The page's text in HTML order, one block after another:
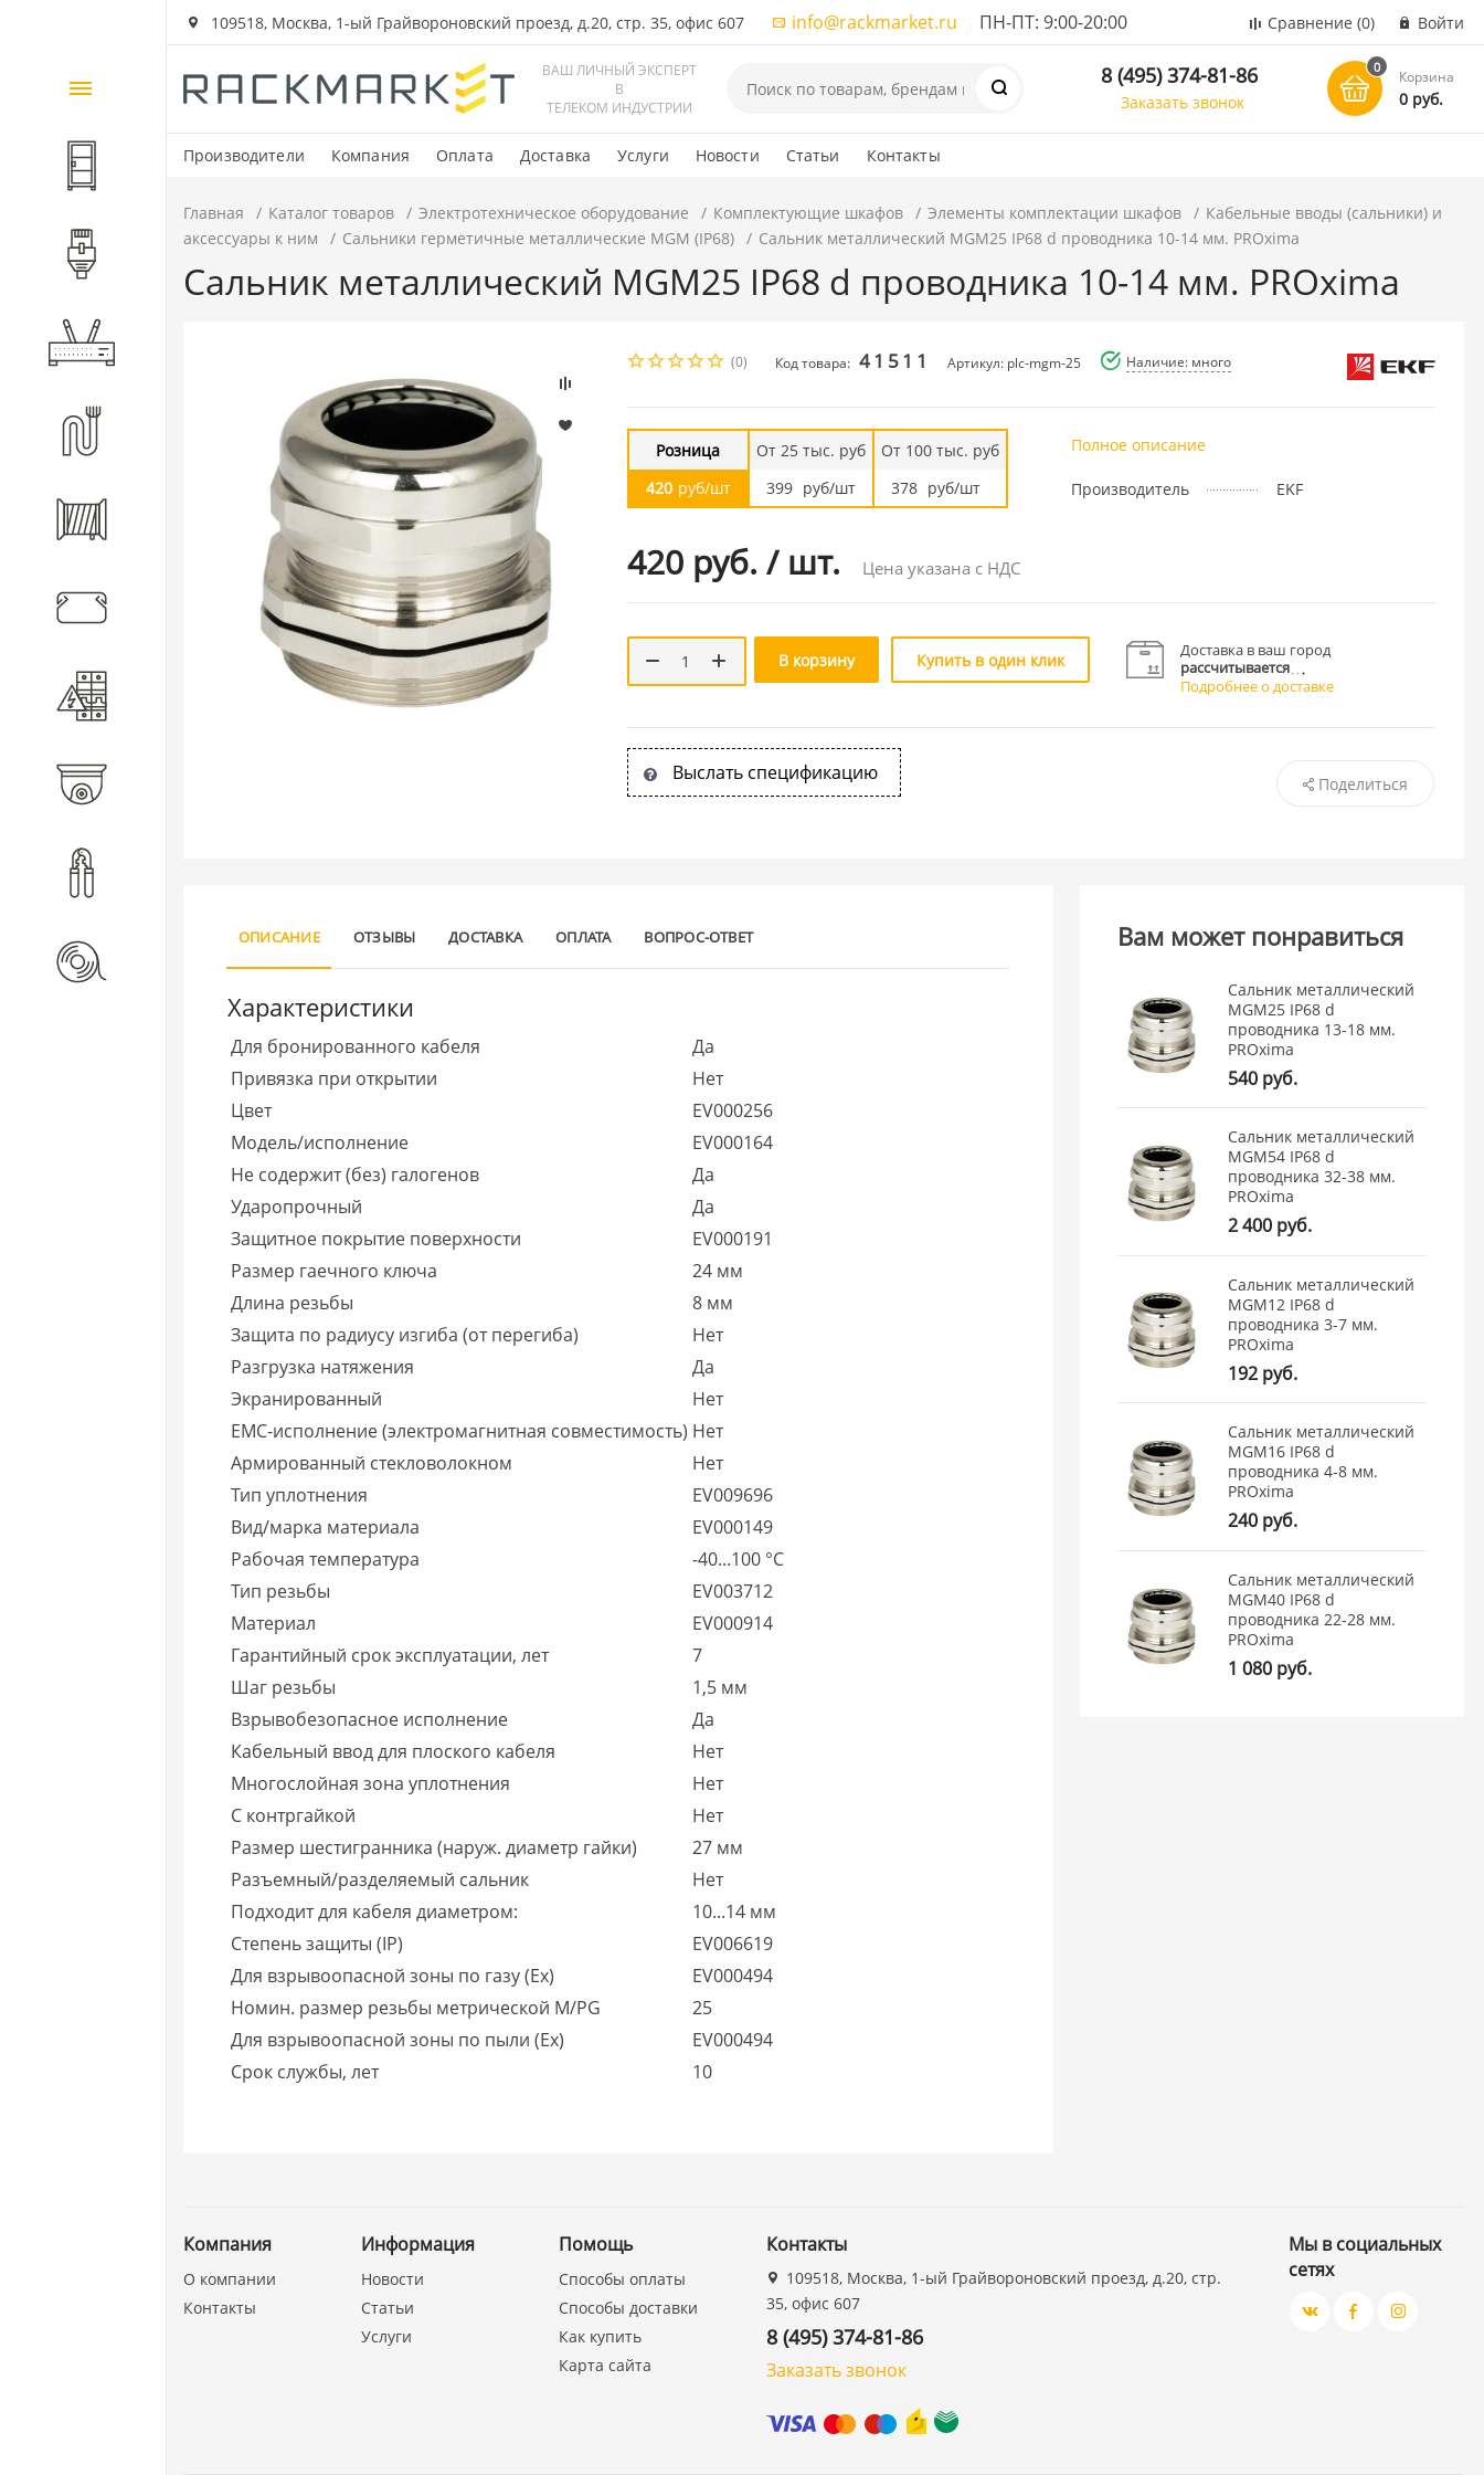
109518, Москва, 1-ый Грайвороновский проезд, д.20, стр. 35, офис 607 info@rackmarket.ru ПН-ПТ: 9:00-20:00 Сравнение (0) Войти
ВАШ ЛИЧНЫЙ ЭКСПЕРТ
В
ТЕЛЕКОМ ИНДУСТРИИ
8 (495) 374-81-86
Заказать звонок
0
Корзина
0 руб.
Производители Компания Оплата Доставка Услуги Новости Статьи Контакты
Каталог
товаров
Шкафы и стойки
Компоненты СКС
Волоконно-оптические
Кабеленесущие системы
Электротехническое
Главная Каталог товаров Электротехническое оборудование Комплектующие шкафов Элементы комплектации шкафов
Кабельные вводы (сальники) и
аксессуары к ним
Сальники герметичные металлические MGM (IP68) Сальник металлический MGM25 IP68 d проводника 10-14 мм. PROxima
Сальник металлический MGM25 IP68 d проводника 10-14 мм. PROxima
(0) Код товара: 41511 Артикул: plc-mgm-25 Наличие: много
Розница
420 руб/шт
От 25 тыс. руб
399 руб/шт
От 100 тыс. руб
378 руб/шт
420 руб. / шт. Цена указана с НДС
Полное описание
Производитель EKF
В корзину Купить в один клик
Доставка в ваш город
рассчитывается
Подробнее о доставке
Выслать спецификацию Поделиться
ОПИСАНИЕ ОТЗЫВЫ ДОСТАВКА ОПЛАТА ВОПРОС-ОТВЕТ
Характеристики
Для бронированного кабеля
Да
Привязка при открытии
Нет
Цвет
EV000256
Модель/исполнение
EV000164
Не содержит (без) галогенов
Да
Ударопрочный
Да
Защитное покрытие поверхности
EV000191
Размер гаечного ключа
24 мм
Длина резьбы
8 мм
Защита по радиусу изгиба (от перегиба)
Нет
Разгрузка натяжения
Да
Экранированный
Нет
EMC-исполнение (электромагнитная совместимость) Нет
Армированный стекловолокном
Нет
Тип уплотнения
EV009696
Вид/марка материала
EV000149
Рабочая температура
-40...100 °C
Тип резьбы
EV003712
Материал
EV000914
Гарантийный срок эксплуатации, лет
7
Шаг резьбы
1,5 мм
Взрывобезопасное исполнение
Да
Кабельный ввод для плоского кабеля
Нет
Многослойная зона уплотнения
Нет
С контргайкой
Нет
Размер шестигранника (наруж. диаметр гайки)
27 мм
Разъемный/разделяемый сальник
Нет
Подходит для кабеля диаметром:
10...14 мм
Степень защиты (IP)
EV006619
Для взрывоопасной зоны по газу (Ex)
EV000494
Номин. размер резьбы метрической M/PG
25
Для взрывоопасной зоны по пыли (Ex)
EV000494
Срок службы, лет
10
Вам может понравиться
Сальник металлический
MGM25 IP68 d
проводника 13-18 мм.
PROxima
540 руб.
Сальник металлический
MGM54 IP68 d
проводника 32-38 мм.
PROxima
2 400 руб.
Сальник металлический
MGM12 IP68 d
проводника 3-7 мм.
PROxima
192 руб.
Сальник металлический
MGM16 IP68 d
проводника 4-8 мм.
PROxima
240 руб.
Сальник металлический
MGM40 IP68 d
проводника 22-28 мм.
PROxima
1 080 руб.
Компания
О компании
Контакты
Информация
Новости
Статьи
Услуги
Помощь
Способы оплаты
Способы доставки
Как купить
Карта сайта
Контакты
109518, Москва, 1-ый Грайвороновский проезд, д.20, стр.
35, офис 607
8 (495) 374-81-86
Заказать звонок
Мы в социальных
сетях